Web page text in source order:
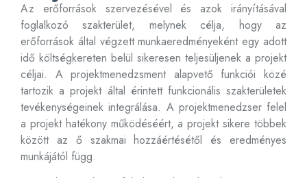
Az erőforrások szervezésével és azok irányításával
foglalkozó szakterület, melynek célja, hogy az
erőforrások által végzett munkaeredményeként egy adott
idő költségkereten belül sikeresen teljesüljenek a projekt
céljai. A projektmenedzsment alapvető funkciói közé
tartozik a projekt által érintett funkcionális szakterületek
tevékenységeinek integrálása. A projektmenedzser felel
a projekt hatékony működéséért, a projekt sikere többek
között az ő szakmai hozzáértésétől és eredményes
munkájától függ.